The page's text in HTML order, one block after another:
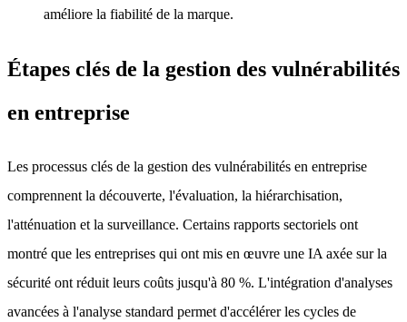
améliore la fiabilité de la marque.
Étapes clés de la gestion des vulnérabilités
en entreprise
Les processus clés de la gestion des vulnérabilités en entreprise
comprennent la découverte, l'évaluation, la hiérarchisation,
l'atténuation et la surveillance. Certains rapports sectoriels ont
montré que les entreprises qui ont mis en œuvre une IA axée sur la
sécurité ont réduit leurs coûts jusqu'à 80 %. L'intégration d'analyses
avancées à l'analyse standard permet d'accélérer les cycles de